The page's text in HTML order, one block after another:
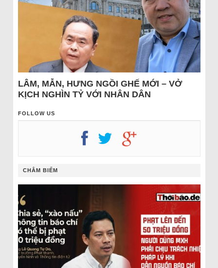
LÂM, MẪN, HƯNG NGỒI GHẾ MỚI – VỞ
KỊCH NGHÌN TỶ VỚI NHÂN DÂN
FOLLOW US
CHÂM BIẾM